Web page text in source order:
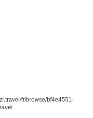
fr/browse/bf4e4551-